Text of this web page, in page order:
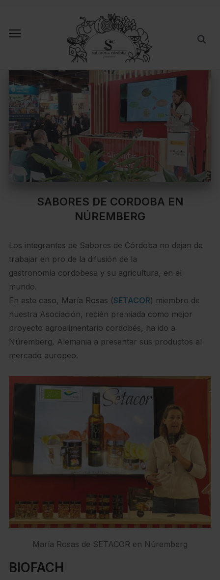
SABORES DE CORDOBA EN
NÚREMBERG
Los integrantes de Sabores de Córdoba no dejan de
trabajar en pro de la difusión de la
gastronomía cordobesa y su agricultura, en el
mundo.
En este caso, María Rosas (SETACOR) miembro de
nuestra Asociación, recién premiada como mejor
proyecto agroalimentario cordobés, ha ido a
Núremberg, Alemania a presentar sus productos al
mercado europeo.
María Rosas de SETACOR en Núremberg
BIOFACH